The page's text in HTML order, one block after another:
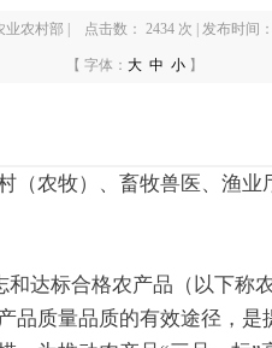
业农村部 | 点击数： 2434 次 | 发布时间
【 字体： 大 中 小 】
（农牧）、畜牧兽医、渔业
达标合格农产品（以下称
品质量品质的有效途径，是